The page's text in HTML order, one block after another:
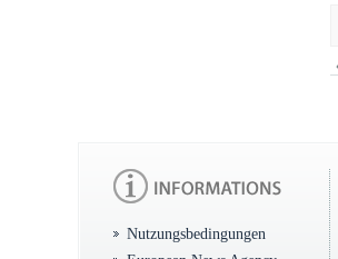
Nutzungsbedingungen